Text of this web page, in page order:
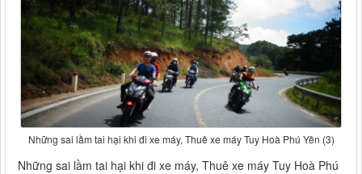
Những sai lầm tai hại khi đi xe máy, Thuê xe máy Tuy Hoà Phú Yên (3)
Những sai lầm tai hại khi đi xe máy, Thuê xe máy Tuy Hoà Phú